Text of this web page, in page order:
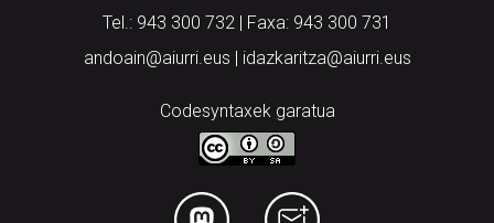
Tel.: 943 300 732 | Faxa: 943 300 731
andoain@aiurri.eus | idazkaritza@aiurri.eus
Codesyntaxek garatua